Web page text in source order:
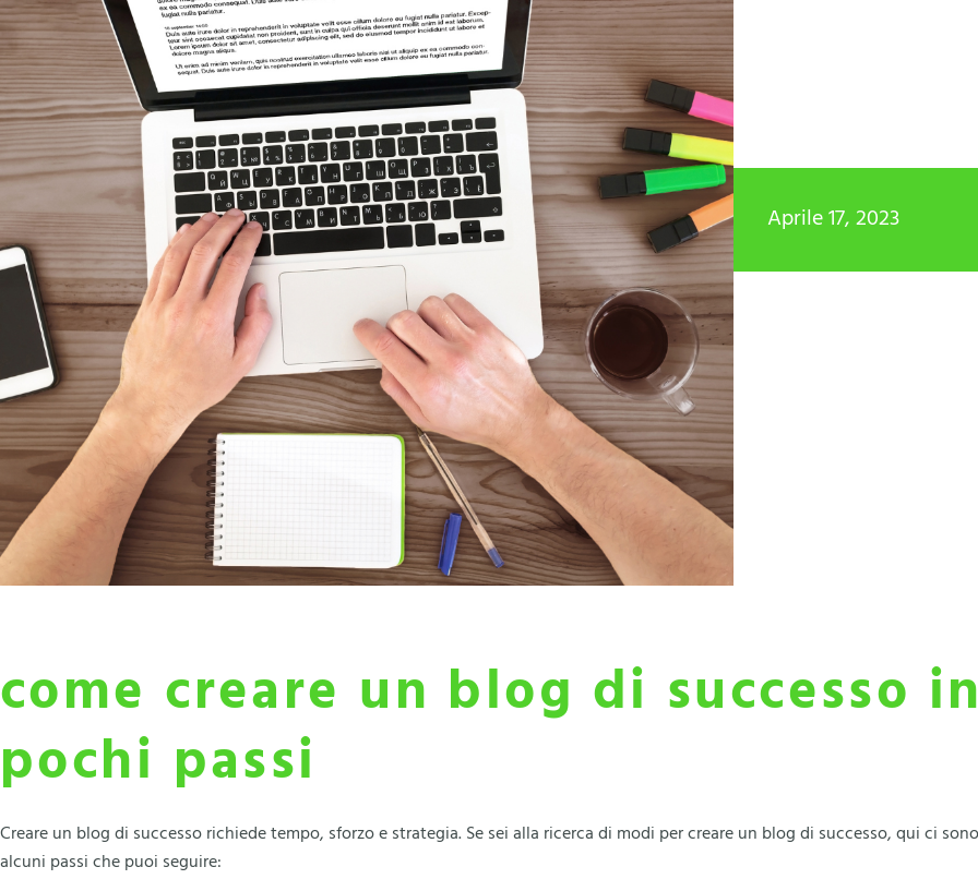
Aprile 17, 2023
come creare un blog di successo in
pochi passi
Creare un blog di successo richiede tempo, sforzo e strategia. Se sei alla ricerca di modi per creare un blog di successo, qui ci sono
alcuni passi che puoi seguire: